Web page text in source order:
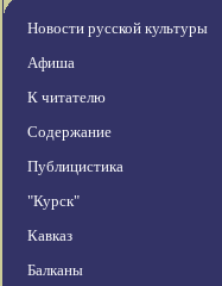
Новости русской культуры
Афиша
К читателю
Содержание
Публицистика
"Курск"
Кавказ
Балканы